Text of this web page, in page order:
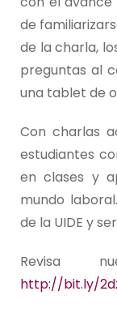
de
de la charla,
preguntas al
una tablet de
Con charlas
estudiantes
en clases y
mundo
de la UIDE y
Revisa
http://bit.ly/